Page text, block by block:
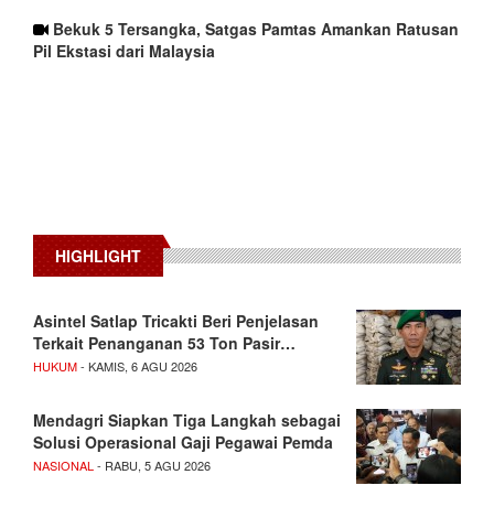
Bekuk 5 Tersangka, Satgas Pamtas Amankan Ratusan
Pil Ekstasi dari Malaysia
HIGHLIGHT
Asintel Satlap Tricakti Beri Penjelasan
Terkait Penanganan 53 Ton Pasir…
HUKUM- KAMIS, 6 AGU 2026
Mendagri Siapkan Tiga Langkah sebagai
Solusi Operasional Gaji Pegawai Pemda
NASIONAL - RABU, 5 AGU 2026